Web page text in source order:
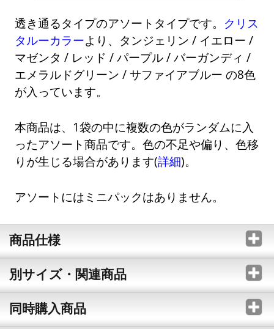
透き通るタイプのアソートタイプです。 クリス
タルーカラーより、タンジェリン / イエロー /
マゼンタ / レッド / パープル / バーガンディ /
エメラルドグリーン / サファイアブルー の8色
が入っています。
本商品は、1袋の中に複数の色がランダムに入
ったアソート商品です。色の不足や偏り、色移
りが生じる場合があります(詳細)。
アソートにはミニパックはありません。
商品仕様
別サイズ・関連商品
同時購入商品